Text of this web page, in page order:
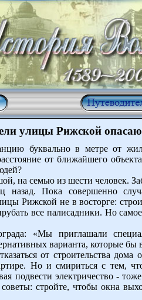
улицы Рижской
буквально в метре от
от ближайшего
на семью из шести человек.
назад. Пока совершенно
Рижской не в восторге:
все палисадники. Но
«Мы приглашали
варианта, которые бы
от строительства
Но и смириться с тем,
подвести электричество -
стройте, чтобы окна